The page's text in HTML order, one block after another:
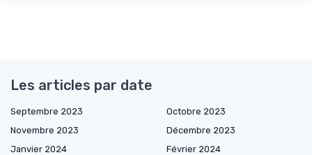
Les articles par date
Septembre 2023
Octobre 2023
Novembre 2023
Décembre 2023
Janvier 2024
Février 2024